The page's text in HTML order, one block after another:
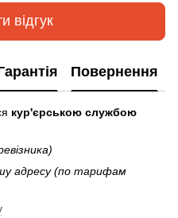
відгук
Повернення
кур'єрською службою
адресу (по тарифам